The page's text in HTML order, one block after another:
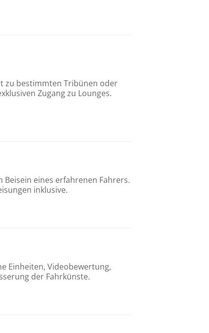
zu bestimmten Tribünen oder
Zugang zu Lounges.
eines erfahrenen Fahrers.
inklusive.
Einheiten, Videobewertung,
der Fahrkünste.